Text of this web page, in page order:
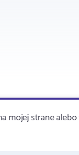
mojej strane